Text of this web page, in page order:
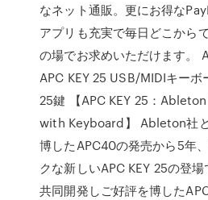
なネット通販。更にお得な
アプリも充実で毎日どこから
の場でお求めいただけます。
APC KEY 25 USB/MIDIキーボ
25鍵 【APC KEY 25：
with Keyboard】 Ableton社
博したAPC40の発売から5年
クな新しいAPC KEY 25の登
共同開発しご好評を博した